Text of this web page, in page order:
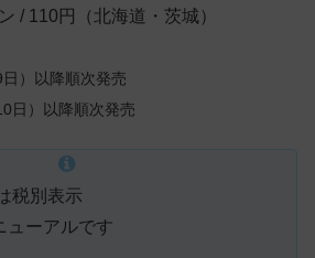
/ 110円（北海道・茨城）
）以降順次発売
日）以降順次発売
税別表示
ューアルです